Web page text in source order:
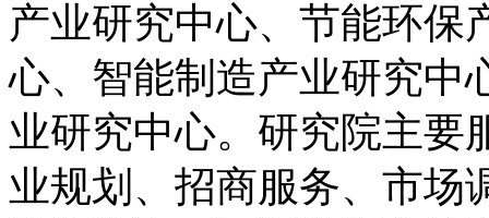
产业研究中心、节能环保
心、智能制造产业研究中
业研究中心。研究院主要
业规划、招商服务、市场